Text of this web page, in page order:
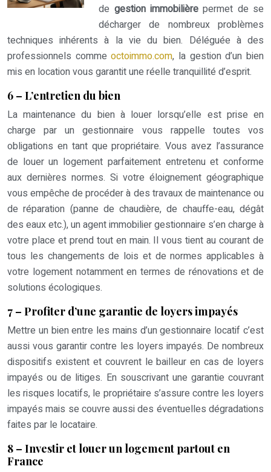
de gestion immobilièrepermet de se
décharger de nombreux problèmes
techniques inhérents à la vie du bien. Déléguée à des
professionnels commeoctoimmo.com, la gestion d’un bien
mis en location vous garantit une réelle tranquillité d’esprit.
6 – L’entretien du bien
La maintenance du bien à louer lorsqu’elle est prise en
charge par un gestionnaire vous rappelle toutes vos
obligations en tant que propriétaire. Vous avez l’assurance
de louer un logement parfaitement entretenu et conforme
aux dernières normes. Si votre éloignement géographique
vous empêche de procéder à des travaux de maintenance ou
de réparation (panne de chaudière, de chauffe-eau, dégât
des eaux etc.), un agent immobilier gestionnaire s’en charge à
votre place et prend tout en main. Il vous tient au courant de
tous les changements de lois et de normes applicables à
votre logement notamment en termes de rénovations et de
solutions écologiques.
7 – Profiter d’une garantie de loyers impayés
Mettre un bien entre les mains d’un gestionnaire locatif c’est
aussi vous garantir contre les loyers impayés. De nombreux
dispositifs existent et couvrent le bailleur en cas de loyers
impayés ou de litiges. En souscrivant une garantie couvrant
les risques locatifs, le propriétaire s’assure contre les loyers
impayés mais se couvre aussi des éventuelles dégradations
faites par le locataire.
8 – Investir et louer un logement partout en
France